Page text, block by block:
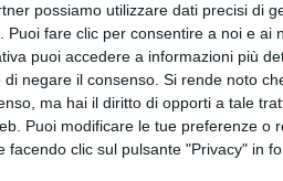
possiamo utilizzare dati precisi di
Puoi fare clic per consentire a noi e ai
puoi accedere a informazioni più
negare il consenso. Si rende noto
ma hai il diritto di opporti a tale
Puoi modificare le tue preferenze o
clic sul pulsante "Privacy" in